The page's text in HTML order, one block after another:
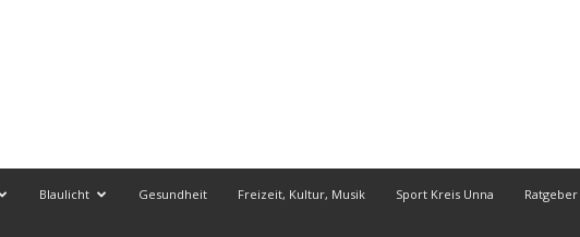
Blaulicht Gesundheit Freizeit, Kultur, Musik Sport Kreis Unna Ratgeber